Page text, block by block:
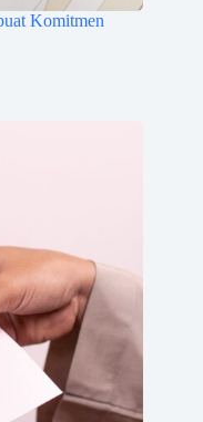
Komitmen